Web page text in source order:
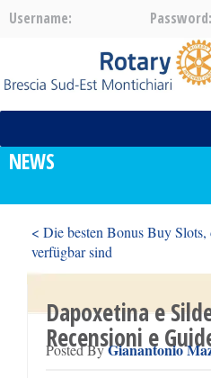
Username: Password:
NEWS
< Die besten Bonus Buy Slots,
verfügbar sind
Moonwin
Dapoxetina e
Recensioni e
Posted ByGianantonio